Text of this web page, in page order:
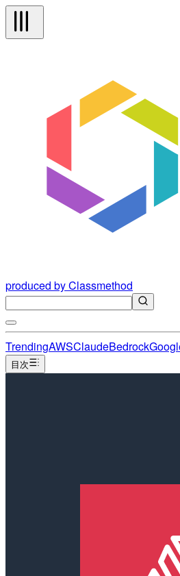
produced by Classmethod
TrendingAWSClaudeBedrock
目次